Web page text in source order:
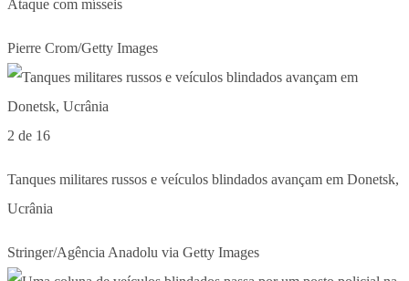
Ataque com mísseis
Pierre Crom/Getty Images
2 de 16
Tanques militares russos e veículos blindados avançam em Donetsk,
Ucrânia
Stringer/Agência Anadolu via Getty Images